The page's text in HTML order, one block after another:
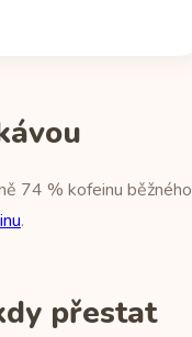
74 % kofeinu běžného
.
přestat